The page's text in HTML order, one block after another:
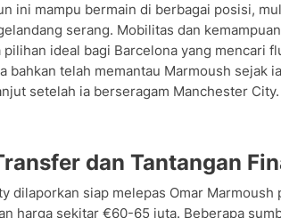
ini mampu bermain di berbagai posisi,
serang. Mobilitas dan
pilihan ideal bagi Barcelona yang mencari
bahkan telah memantau Marmoush sejak
setelah ia berseragam Manchester City.
dan Tantangan
dilaporkan siap melepas Omar Marmoush
harga sekitar €60-65 juta. Beberapa